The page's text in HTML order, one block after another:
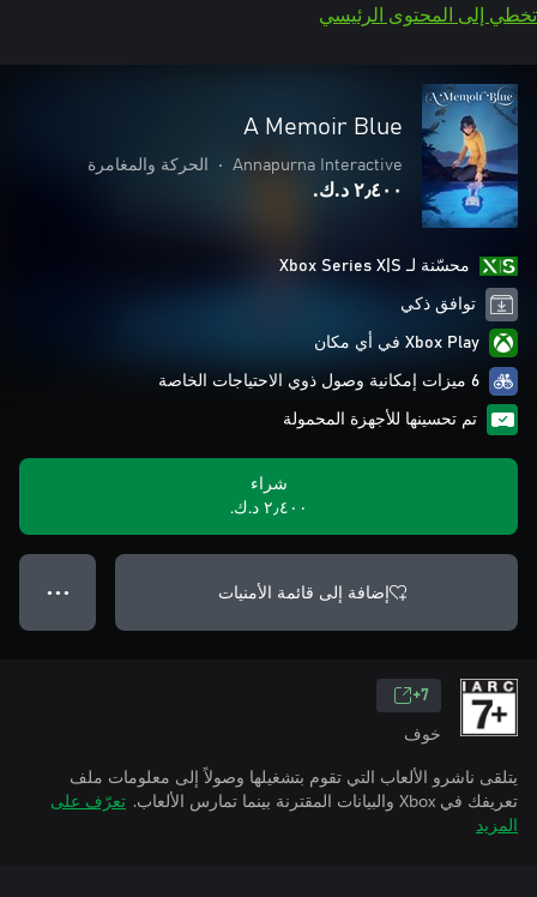
تخطي إلى المحتوى الرئيسي
A Memoir Blue
Annapurna Interactive
• الحركة والمغامرة
٢٫٤٠٠ د.ك.‏
محسّنة لـ Xbox Series X|S
توافق ذكي
Xbox Play في أي مكان
6 ميزات إمكانية وصول ذوي الاحتياجات الخاصة
تم تحسينها للأجهزة المحمولة
شراء
٢٫٤٠٠ د.ك.‏
إضافة إلى قائمة الأمنيات ● ● ●
7+
خوف
يتلقى ناشرو الألعاب التي تقوم بتشغيلها وصولاً إلى معلومات ملف
تعريفك في Xbox والبيانات المقترنة بينما تمارس الألعاب.
تعرّف على
المزيد